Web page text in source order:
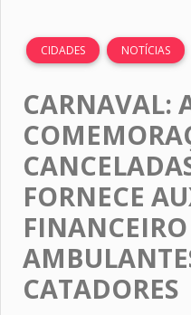
CIDADES NOTÍCIAS
CARNAVAL:
FORNECE
CATADORES